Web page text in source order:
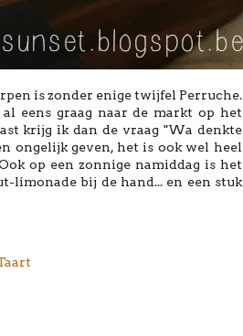
is zonder enige twijfel Perruche.
eens graag naar de markt op het
krijg ik dan de vraag "Wa denkte
ongelijk geven, het is ook wel heel
op een zonnige namiddag is het
limonade bij de hand... en een stuk